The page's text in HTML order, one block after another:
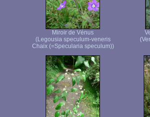
Miroir de Vénus
(Legousia speculum-veneris
Chaix (=Specularia speculum))